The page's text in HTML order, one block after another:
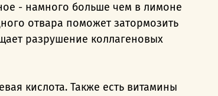
- намного больше чем в лимоне
отвара поможет затормозить
разрушение коллагеновых
кислота. Также есть витамины